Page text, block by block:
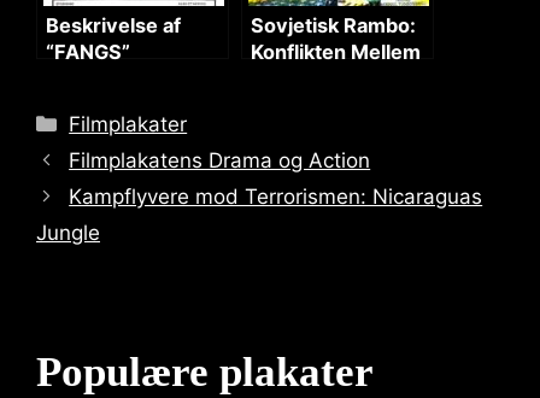
Beskrivelse af
“FANGS”
Sovjetisk Rambo:
Konflikten Mellem
Categories
Filmplakater
Filmplakatens Drama og Action
Kampflyvere mod Terrorismen: Nicaraguas
Jungle
Populære plakater